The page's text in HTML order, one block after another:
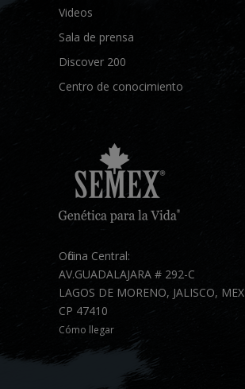
Videos
Sala de prensa
Discover 200
Centro de conocimiento
Oficina Central:
AV.GUADALAJARA # 292-C
LAGOS DE MORENO, JALISCO,
CP 47410
Cómo llegar